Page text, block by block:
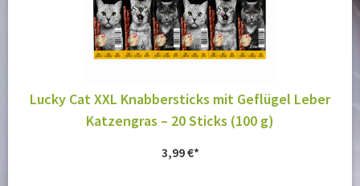
Lucky Cat XXL Knabbersticks mit Geflügel Leber
Katzengras – 20 Sticks (100 g)
3,99€